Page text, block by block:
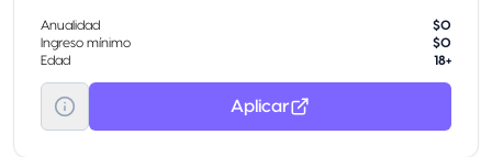
Anualidad
$0
Ingreso mínimo
$0
Edad
18+
Aplicar